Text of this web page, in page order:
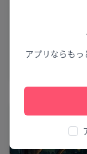
アプリならも
イーハトー
ェント 花火
体験